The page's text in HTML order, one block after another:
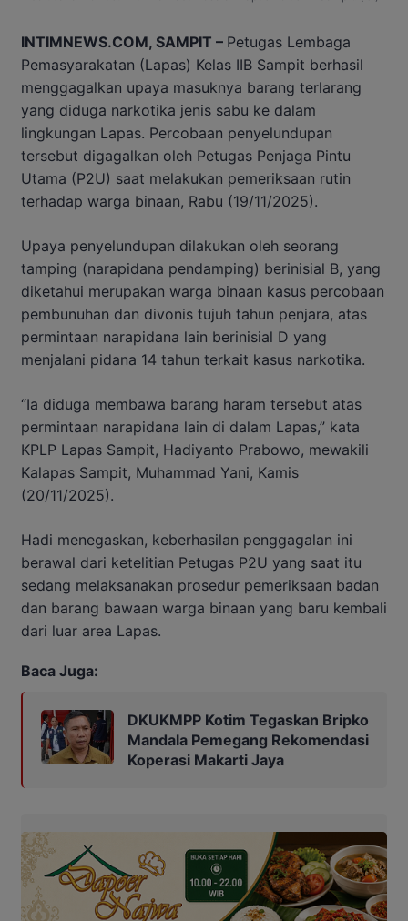
INTIMNEWS.COM, SAMPIT – Petugas Lembaga
Pemasyarakatan (Lapas) Kelas IIB Sampit berhasil
menggagalkan upaya masuknya barang terlarang
yang diduga narkotika jenis sabu ke dalam
lingkungan Lapas. Percobaan penyelundupan
tersebut digagalkan oleh Petugas Penjaga Pintu
Utama (P2U) saat melakukan pemeriksaan rutin
terhadap warga binaan, Rabu (19/11/2025).
Upaya penyelundupan dilakukan oleh seorang
tamping (narapidana pendamping) berinisial B, yang
diketahui merupakan warga binaan kasus percobaan
pembunuhan dan divonis tujuh tahun penjara, atas
permintaan narapidana lain berinisial D yang
menjalani pidana 14 tahun terkait kasus narkotika.
“Ia diduga membawa barang haram tersebut atas
permintaan narapidana lain di dalam Lapas,” kata
KPLP Lapas Sampit, Hadiyanto Prabowo, mewakili
Kalapas Sampit, Muhammad Yani, Kamis
(20/11/2025).
Hadi menegaskan, keberhasilan penggagalan ini
berawal dari ketelitian Petugas P2U yang saat itu
sedang melaksanakan prosedur pemeriksaan badan
dan barang bawaan warga binaan yang baru kembali
dari luar area Lapas.
Baca Juga:
DKUKMPP Kotim Tegaskan Bripko
Mandala Pemegang Rekomendasi
Koperasi Makarti Jaya